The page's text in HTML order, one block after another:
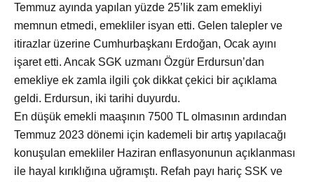
Temmuz ayında yapılan yüzde 25’lik zam emekliyi
memnun etmedi, emekliler isyan etti. Gelen talepler ve
itirazlar üzerine Cumhurbaşkanı Erdoğan, Ocak ayını
işaret etti. Ancak SGK uzmanı Özgür Erdursun’dan
emekliye ek zamla ilgili çok dikkat çekici bir açıklama
geldi. Erdursun, iki tarihi duyurdu.
En düşük emekli maaşının 7500 TL olmasının ardından
Temmuz 2023 dönemi için kademeli bir artış yapılacağı
konuşulan emekliler Haziran enflasyonunun açıklanması
ile hayal kırıklığına uğramıştı. Refah payı hariç SSK ve